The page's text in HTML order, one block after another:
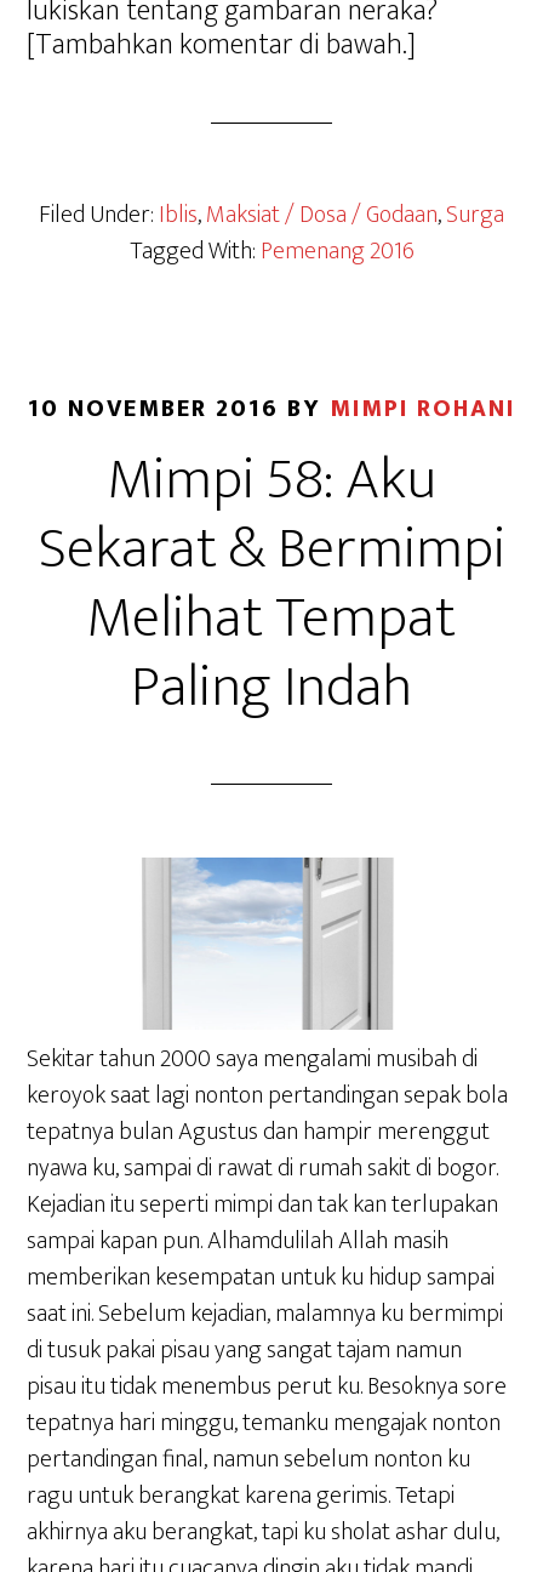
lukiskan tentang gambaran neraka?
[Tambahkan komentar di bawah.]
Filed Under:Iblis,Maksiat / Dosa / Godaan,Surga
Tagged With:Pemenang 2016
10 NOVEMBER 2016 BY MIMPI ROHANI
Mimpi 58: Aku
Sekarat & Bermimpi
Melihat Tempat
Paling Indah
Sekitar tahun 2000 saya mengalami musibah di
keroyok saat lagi nonton pertandingan sepak bola
tepatnya bulan Agustus dan hampir merenggut
nyawa ku, sampai di rawat di rumah sakit di bogor.
Kejadian itu seperti mimpi dan tak kan terlupakan
sampai kapan pun. Alhamdulilah Allah masih
memberikan kesempatan untuk ku hidup sampai
saat ini. Sebelum kejadian, malamnya ku bermimpi
di tusuk pakai pisau yang sangat tajam namun
pisau itu tidak menembus perut ku. Besoknya sore
tepatnya hari minggu, temanku mengajak nonton
pertandingan final, namun sebelum nonton ku
ragu untuk berangkat karena gerimis. Tetapi
akhirnya aku berangkat, tapi ku sholat ashar dulu,